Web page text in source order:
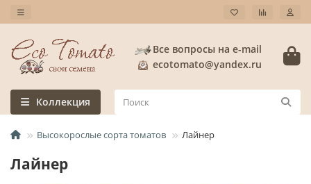
Все вопросы на e-mail
ecotomato@yandex.ru
Коллекция
Высокорослые сорта томатов Лайнер
Лайнер